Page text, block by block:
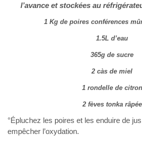
l’avance et stockées au
1 Kg de poires conférences
1.5L d’eau
365g de sucre
2 càs de miel
1 rondelle de citron
2 fèves tonka râpée
°Épluchez les poires et les enduire de
empêcher l’oxydation.